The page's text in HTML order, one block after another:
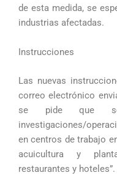
de esta medida, se
industrias afectadas.
Instrucciones
Las nuevas
correo electrónico
se pide que se
investigaciones/
en centros de trabajo
acuicultura y
restaurantes y hoteles”.